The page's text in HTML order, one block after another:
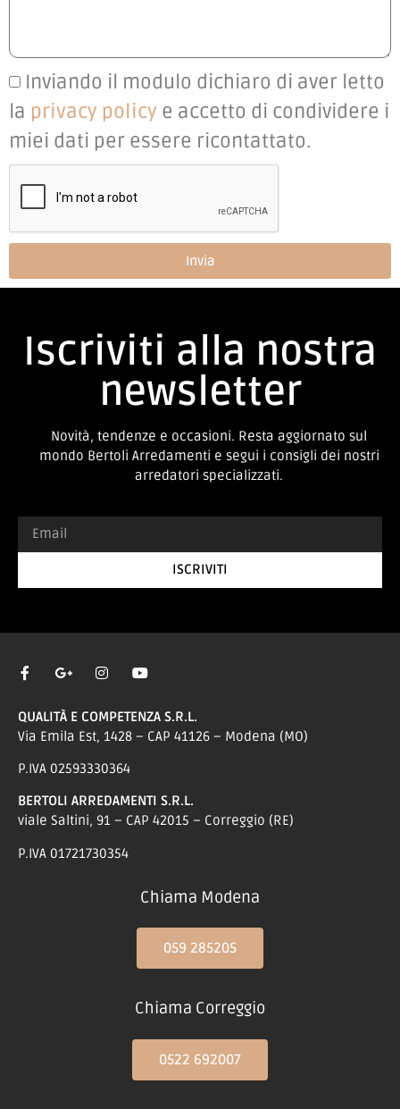
Inviando il modulo dichiaro di aver letto
la privacy policy e accetto di condividere i
miei dati per essere ricontattato.
Invia
Iscriviti alla nostra
newsletter
Novità, tendenze e occasioni. Resta aggiornato sul
mondo Bertoli Arredamenti e segui i consigli dei nostri
arredatori specializzati.
ISCRIVITI
QUALITÀ E COMPETENZA S.R.L.
Via Emila Est, 1428 – CAP 41126 – Modena (MO)
P.IVA 02593330364
BERTOLI ARREDAMENTI S.R.L.
viale Saltini, 91 – CAP 42015 – Correggio (RE)
P.IVA 01721730354
Chiama Modena
059 285205
Chiama Correggio
0522 692007